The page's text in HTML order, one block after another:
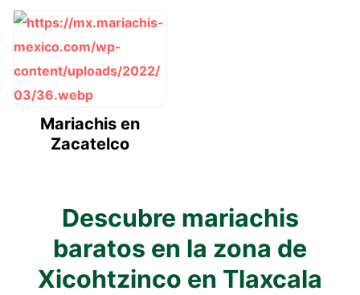
Mariachis en
Zacatelco
Descubre mariachis
baratos en la zona de
Xicohtzinco en Tlaxcala